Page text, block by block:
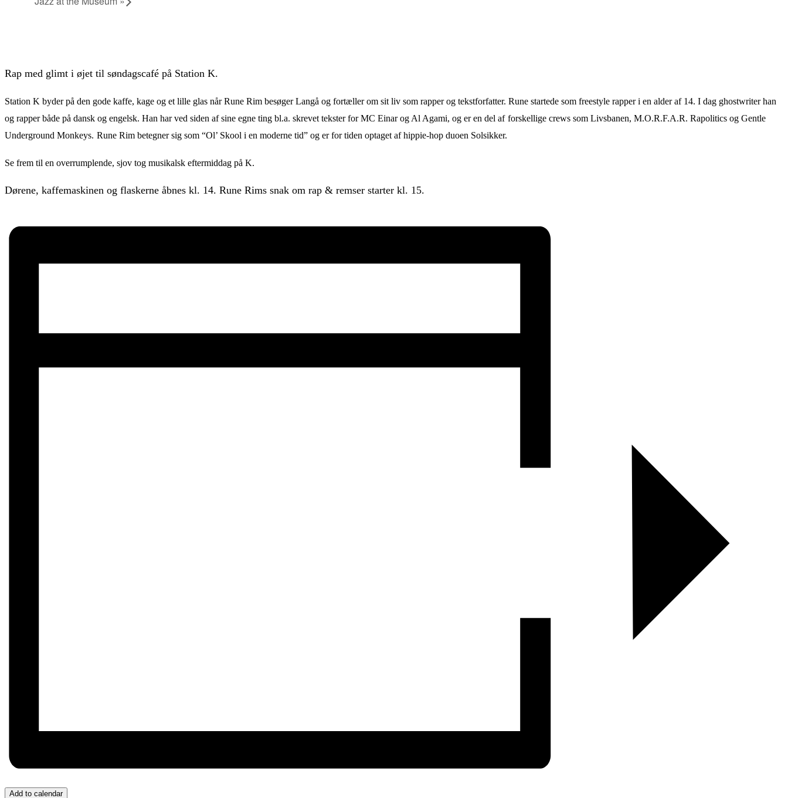
Rap med glimt i øjet til søndagscafé på Station K.
Station K byder på den gode kaffe, kage og et lille glas når Rune Rim besøger Langå og fortæller om sit liv som rapper og tekstforfatter. Rune startede som freestyle rapper i en alder af 14. I dag ghostwriter han
og rapper både på dansk og engelsk. Han har ved siden af sine egne ting bl.a. skrevet tekster for MC Einar og Al Agami, og er en del af forskellige crews som Livsbanen, M.O.R.F.A.R. Rapolitics og Gentle
Underground Monkeys. Rune Rim betegner sig som “Ol’ Skool i en moderne tid” og er for tiden optaget af hippie-hop duoen Solsikker.
Se frem til en overrumplende, sjov tog musikalsk eftermiddag på K.
Dørene, kaffemaskinen og flaskerne åbnes kl. 14. Rune Rims snak om rap & remser starter kl. 15.
Add to calendar